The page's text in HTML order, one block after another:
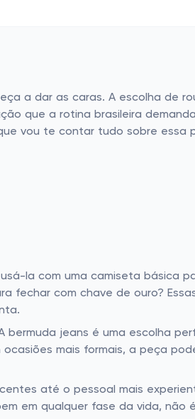
a dar as caras. A escolha de
que a rotina brasileira
vou te contar tudo sobre essa
la com uma camiseta básica
fechar com chave de ouro?
bermuda jeans é uma escolha
mais formais, a peça
até o pessoal mais
em qualquer fase da vida, não